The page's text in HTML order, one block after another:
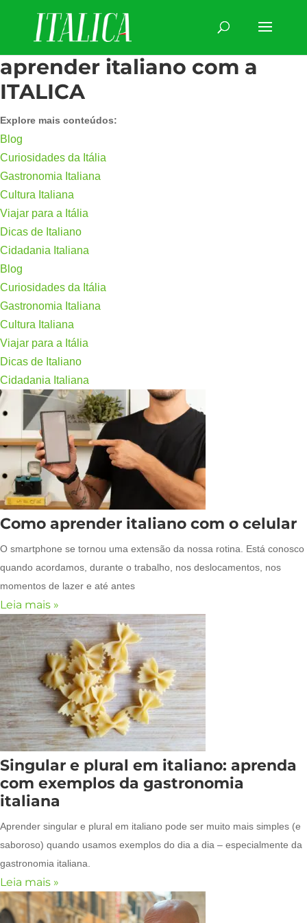
aprender italiano com a
ITALICA
Explore mais conteúdos:
Blog
Curiosidades da Itália
Gastronomia Italiana
Cultura Italiana
Viajar para a Itália
Dicas de Italiano
Cidadania Italiana
Blog
Curiosidades da Itália
Gastronomia Italiana
Cultura Italiana
Viajar para a Itália
Dicas de Italiano
Cidadania Italiana
Como aprender italiano com o celular
O smartphone se tornou uma extensão da nossa rotina. Está conosco
quando acordamos, durante o trabalho, nos deslocamentos, nos
momentos de lazer e até antes
Leia mais »
Singular e plural em italiano: aprenda
com exemplos da gastronomia
italiana
Aprender singular e plural em italiano pode ser muito mais simples (e
saboroso) quando usamos exemplos do dia a dia – especialmente da
gastronomia italiana.
Leia mais »